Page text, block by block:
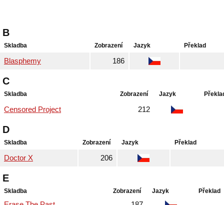
B
Skladba Zobrazení Jazyk Překlad
Blasphemy 186
C
Skladba Zobrazení Jazyk
Censored Project 212
D
Skladba Zobrazení Jazyk Překlad
Doctor X 206
E
Skladba Zobrazení Jazyk Překlad